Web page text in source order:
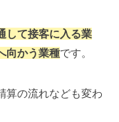
して接客に入る業
向かう業種です。
算の流れなども変わ